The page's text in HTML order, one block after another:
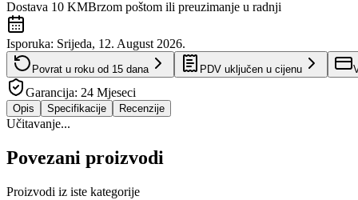
Dostava 10 KMBrzom poštom ili preuzimanje u radnji
Isporuka: Srijeda, 12. August 2026.
Povrat u roku od 15 dana PDV uključen u cijenu
Garancija: 24 Mjeseci
Opis Specifikacije Recenzije
Učitavanje...
Povezani proizvodi
Proizvodi iz iste kategorije